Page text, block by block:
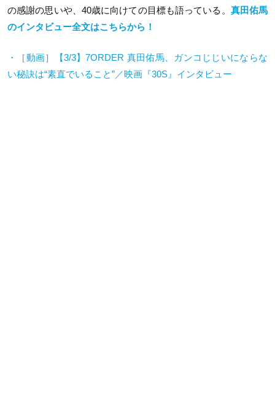
の感謝の思いや、 40歳に向けての目標も語っている。 真田佑馬
のインタビュー全文はこちらから！
・［動画］【3/3】7ORDER 真田佑馬、ガンコじじいにならな
い秘訣は“素直でいること”／映画『30S 』インタビュー